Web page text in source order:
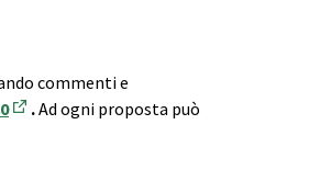
commenti e
.Ad ogni proposta può